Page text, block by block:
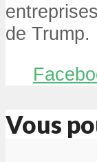
de Trump.
Vous